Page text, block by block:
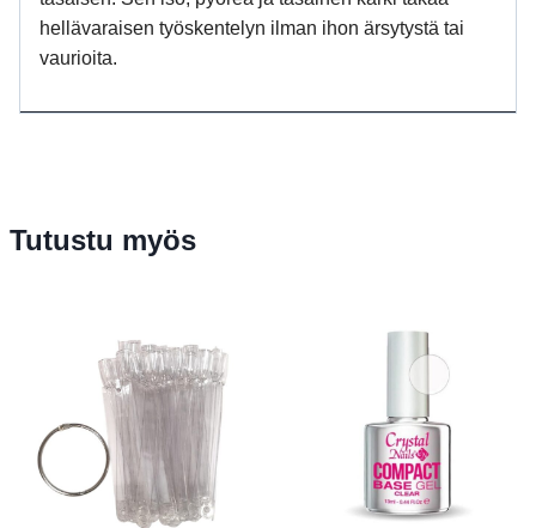
hellävaraisen työskentelyn ilman ihon ärsytystä tai
vaurioita.
Tutustu myös